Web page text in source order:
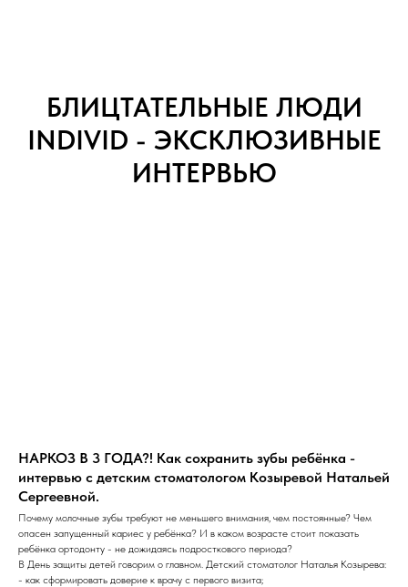
БЛИЦТАТЕЛЬНЫЕ ЛЮДИ
INDIVID - ЭКСКЛЮЗИВНЫЕ
ИНТЕРВЬЮ
НАРКОЗ В 3 ГОДА?! Как сохранить зубы ребёнка -
интервью с детским стоматологом Козыревой Натальей
Сергеевной.
Почему молочные зубы требуют не меньшего внимания, чем постоянные? Чем
опасен запущенный кариес у ребёнка? И в каком возрасте стоит показать
ребёнка ортодонту - не дожидаясь подросткового периода?
В День защиты детей говорим о главном. Детский стоматолог Наталья Козырева:
- как сформировать доверие к врачу с первого визита;